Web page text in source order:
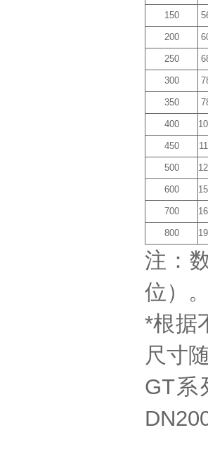
150
200
250
300
350
400
450
500
600
700
800
注：
位）
*根据
尺寸
GT系